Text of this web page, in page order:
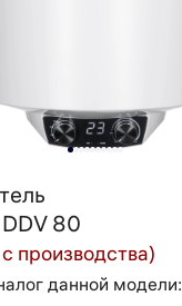
80
производства)
данной модели: